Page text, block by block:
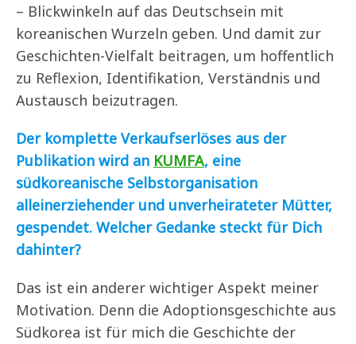
– Blickwinkeln auf das Deutschsein mit
koreanischen Wurzeln geben. Und damit zur
Geschichten-Vielfalt beitragen, um hoffentlich
zu Reflexion, Identifikation, Verständnis und
Austausch beizutragen.
Der komplette Verkaufserlöses aus der
Publikation wird an KUMFA, eine
südkoreanische Selbstorganisation
alleinerziehender und unverheirateter Mütter,
gespendet. Welcher Gedanke steckt für Dich
dahinter?
Das ist ein anderer wichtiger Aspekt meiner
Motivation. Denn die Adoptionsgeschichte aus
Südkorea ist für mich die Geschichte der